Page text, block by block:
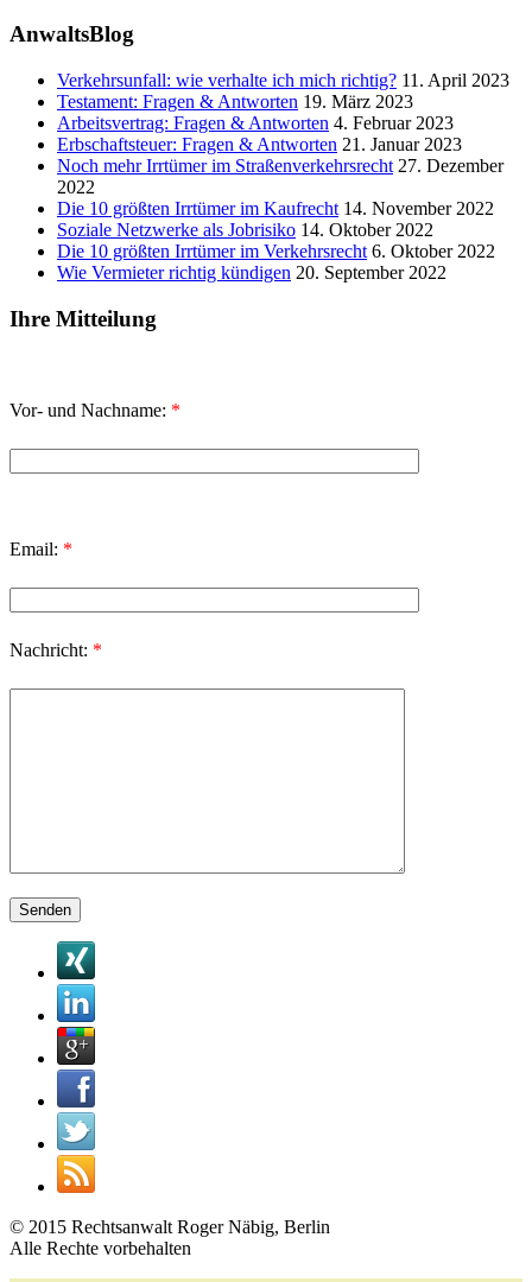
AnwaltsBlog
Verkehrsunfall: wie verhalte ich mich richtig? 11. April 2023
Testament: Fragen & Antworten 19. März 2023
Arbeitsvertrag: Fragen & Antworten 4. Februar 2023
Erbschaftsteuer: Fragen & Antworten 21. Januar 2023
Noch mehr Irrtümer im Straßenverkehrsrecht 27. Dezember
2022
Die 10 größten Irrtümer im Kaufrecht 14. November 2022
Soziale Netzwerke als Jobrisiko 14. Oktober 2022
Die 10 größten Irrtümer im Verkehrsrecht 6. Oktober 2022
Wie Vermieter richtig kündigen 20. September 2022
Ihre Mitteilung
Vor- und Nachname: *
Email: *
Nachricht: *
Bitte lasse dieses Feld leer.
© 2015 Rechtsanwalt Roger Näbig, Berlin
Alle Rechte vorbehalten